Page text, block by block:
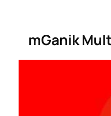
mGanik